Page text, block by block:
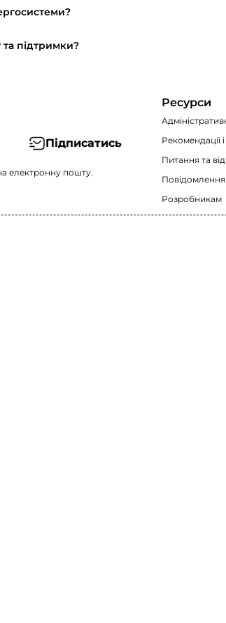
підтримки?
Підписатись
електронну пошту.
Ресурси
Рекомендації
Питання та
Повідомлення
Розробникам